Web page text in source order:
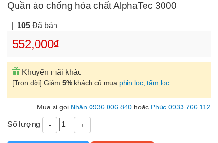
Quần áo chống hóa chất AlphaTec 3000
105 Đã bán
552,000₫
Khuyến mãi khác
[Trọn đời] Giảm 5% khách cũ mua phin lọc, tấm lọc
Mua sỉ gọi Nhân 0936.006.840 hoặc Phúc 0933.766.112
Số lượng - +